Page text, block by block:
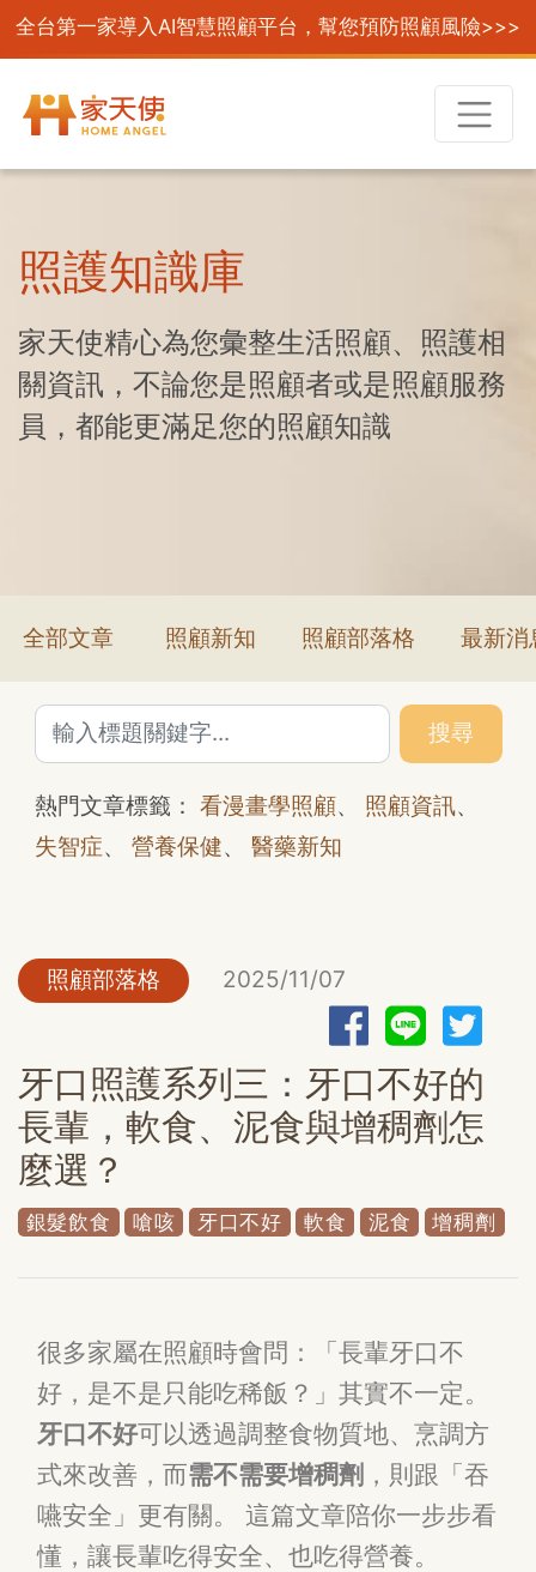
全台第一家導入AI智慧照顧平台，幫您預防照顧風險>>>
照護知識庫
家天使精心為您彙整生活照顧、照護相
關資訊，不論您是照顧者或是照顧服務
員，都能更滿足您的照顧知識
全部文章 照顧新知 照顧部落格 最新消
搜尋
熱門文章標籤： 看漫畫學照顧、 照顧資訊、
失智症、 營養保健、 醫藥新知
照顧部落格 2025/11/07
牙口照護系列三：牙口不好的
長輩，軟食、泥食與增稠劑怎
麼選？
銀髮飲食 嗆咳 牙口不好 軟食 泥食 增稠劑
很多家屬在照顧時會問：「長輩牙口不
好，是不是只能吃稀飯？」其實不一定。
牙口不好可以透過調整食物質地、烹調方
式來改善，而需不需要增稠劑 ，則跟「吞
嚥安全」更有關。 這篇文章陪你一步步看
懂，讓長輩吃得安全、也吃得營養。